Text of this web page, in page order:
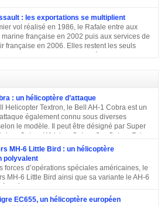
de fabrication soviétique. Parmi les
l’Ukraine élabore l’une des plus
de 2014, l’armée de l’air ukrainienne
contiennent environ 43 000 personnes et
se divise en trois commandements
: les exportations se multiplient
vol réalisé en 1986, le Rafale entre aux
française en 2002 puis aux services de
française en 2006. Elles restent les seuls
Quatre ans plus tard, les premières
signées et depuis, le constructeur multiplie les
sur les exportations du Rafale …
: un hélicoptère d’attaque
Helicopter Textron, le Bell AH-1 Cobra est un
également connu sous diverses
le modèle. Il peut être désigné par Super
Cobra, Whiskey Cobra, SeaCobra, Zulu
Le modèle premier était doté de la même
et du même rotor principal que le
a effectué son premier vol en septembre
1967 et est toujours en service dans quelques
1962 que Bell décide de construire un
MH-6 Little Bird : un hélicoptère
polyvalent
forces d’opérations spéciales américaines, le
MH-6 Little Bird ainsi que sa variante le AH-6
léger conçu sur la base du Hughes OH-6 et
par l’avionneur américain MD
EC655, un hélicoptère européen